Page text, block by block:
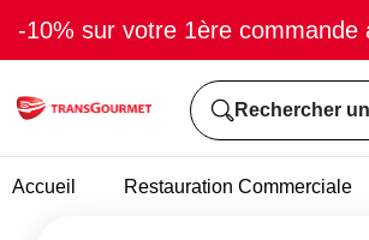
-10% sur votre 1ère commande
Rechercher
Accueil Restauration Commerciale